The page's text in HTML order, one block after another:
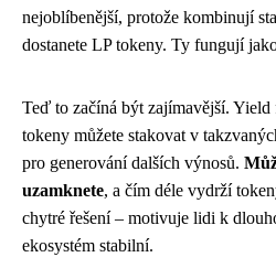
nejoblíbenější, protože kombinují
dostanete LP tokeny. Ty fungují
Teď to začíná být zajímavější.
tokeny můžete stakovat v
pro generování dalších výnosů.
uzamknete, a čím déle vydrží
chytré řešení – motivuje lidi k
ekosystém stabilní.